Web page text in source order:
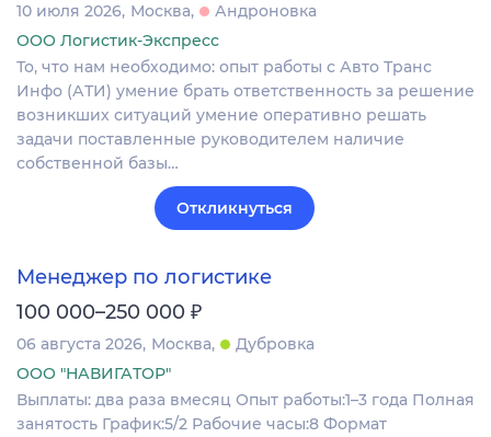
10 июля 2026 Москва
Андроновка
ООО Логистик-Экспресс
То, что нам необходимо: опыт работы с Авто Транс
Инфо (АТИ) умение брать ответственность за решение
возникших ситуаций умение оперативно решать
задачи поставленные руководителем наличие
собственной базы…
Откликнуться
Менеджер по логистике
100 000–250 000 ₽
06 августа 2026 Москва
Дубровка
ООО "НАВИГАТОР"
Выплаты: два раза вмесяц Опыт работы:1–3 года Полная
занятость График:5/2 Рабочие часы:8 Формат